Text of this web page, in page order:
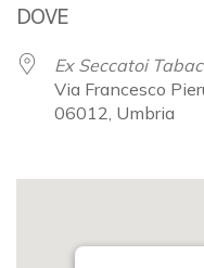
DOVE
Ex Seccatoi
Via Francesco
06012, Umbria